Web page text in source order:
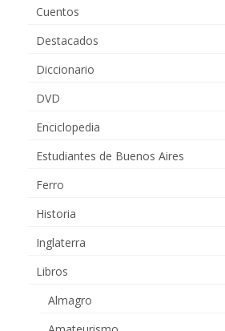
Cuentos
Destacados
Diccionario
DVD
Enciclopedia
Estudiantes de Buenos Aires
Ferro
Historia
Inglaterra
Libros
Almagro